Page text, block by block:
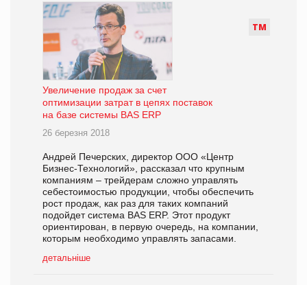
ТМ
Увеличение продаж за счет
оптимизации затрат в цепях поставок
на базе системы BAS ERP
26 березня 2018
Андрей Печерских, директор ООО «Центр
Бизнес-Технологий», рассказал что крупным
компаниям – трейдерам сложно управлять
себестоимостью продукции, чтобы обеспечить
рост продаж, как раз для таких компаний
подойдет система BAS ERP. Этот продукт
ориентирован, в первую очередь, на компании,
которым необходимо управлять запасами.
детальніше